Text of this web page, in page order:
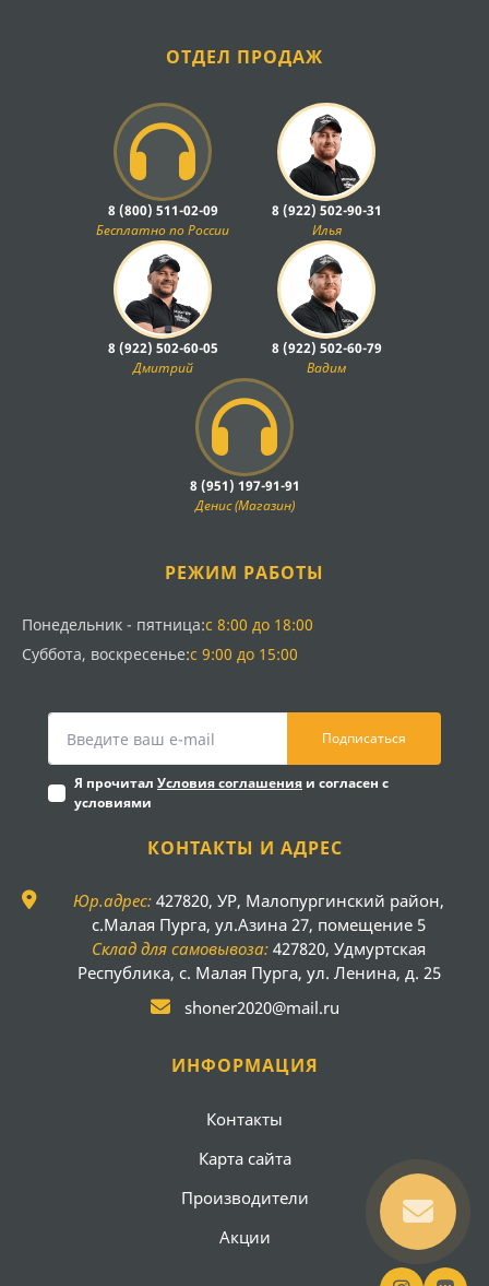
ОТДЕЛ ПРОДАЖ
8 (800) 511-02-09
Бесплатно по России
8 (922) 502-90-31
Илья
8 (922) 502-60-05
Дмитрий
8 (922) 502-60-79
Вадим
8 (951) 197-91-91
Денис (Магазин)
РЕЖИМ РАБОТЫ
Понедельник - пятница:с 8:00 до 18:00
Суббота, воскресенье:с 9:00 до 15:00
Подписаться
Я прочитал Условия соглашения и согласен с
условиями
КОНТАКТЫ И АДРЕС
Юр.адрес: 427820, УР, Малопургинский район,
с.Малая Пурга, ул.Азина 27, помещение 5
Склад для самовывоза: 427820, Удмуртская
Республика, с. Малая Пурга, ул. Ленина, д. 25
shoner2020@mail.ru
ИНФОРМАЦИЯ
Контакты
Карта сайта
Производители
Акции